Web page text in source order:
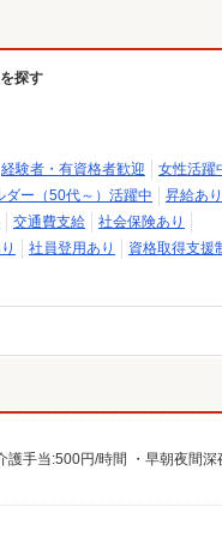
探す
経験者・有資格者歓迎
女性活躍
ダー（50代～）活躍中
昇給あり
交通費支給
社会保険あり
社員登用あり
資格取得支援